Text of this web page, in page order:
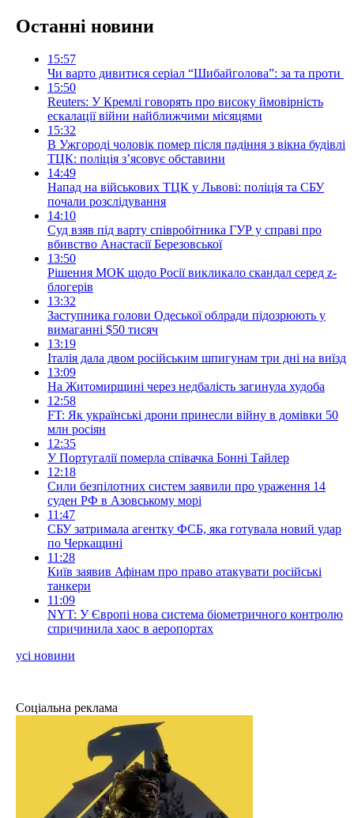
Останні новини
15:57
Чи варто дивитися серіал “Шибайголова”: за та проти
15:50
Reuters: У Кремлі говорять про високу ймовірність
ескалації війни найближчими місяцями
15:32
В Ужгороді чоловік помер після падіння з вікна будівлі
ТЦК: поліція з’ясовує обставини
14:49
Напад на військових ТЦК у Львові: поліція та СБУ
почали розслідування
14:10
Суд взяв під варту співробітника ГУР у справі про
вбивство Анастасії Березовської
13:50
Рішення МОК щодо Росії викликало скандал серед z-
блогерів
13:32
Заступника голови Одеської облради підозрюють у
вимаганні $50 тисяч
13:19
Італія дала двом російським шпигунам три дні на виїзд
13:09
На Житомирщині через недбалість загинула худоба
12:58
FT: Як українські дрони принесли війну в домівки 50
млн росіян
12:35
У Португалії померла співачка Бонні Тайлер
12:18
Сили безпілотних систем заявили про ураження 14
суден РФ в Азовському морі
11:47
СБУ затримала агентку ФСБ, яка готувала новий удар
по Черкащині
11:28
Київ заявив Афінам про право атакувати російські
танкери
11:09
NYT: У Європі нова система біометричного контролю
спричинила хаос в аеропортах
усі новини
Соціальна реклама